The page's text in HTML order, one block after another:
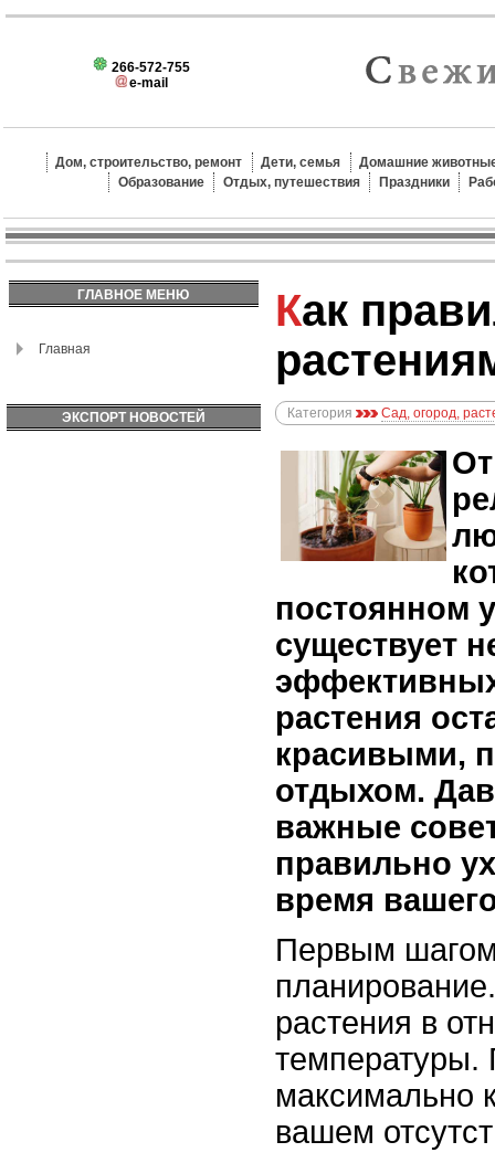
266-572-755
e-mail
Дом, строительство, ремонт Дети, семья
Домашние
Образование
Отдых, путешествия Праздники
ГЛАВНОЕ МЕНЮ
Главная
ЭКСПОРТ НОВОСТЕЙ
Как правильно ухаживать за
Категория Сад, огород,
постоянном
существует
растения
красивыми,
отдыхом.
важные
правильно
время
Первым
растения в
температуры.
максимально
вашем